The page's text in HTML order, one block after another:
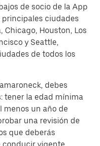
de socio de la App
ciudades
Chicago, Houston, Los
y Seattle,
de todos los
debes
tener la edad mínima
menos un año de
una revisión de
que deberás